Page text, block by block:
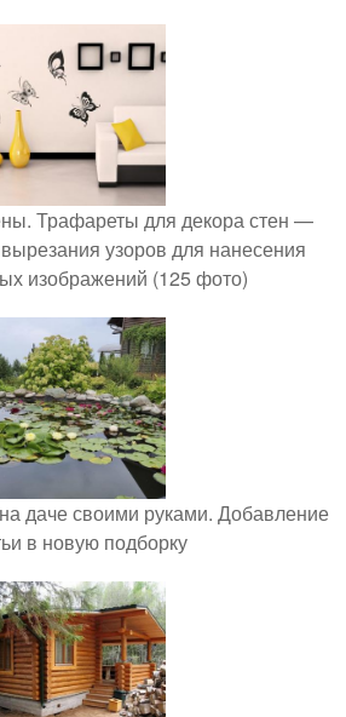
Трафареты для декора стен —
узоров для нанесения
изображений (125 фото)
даче своими руками. Добавление
в новую подборку